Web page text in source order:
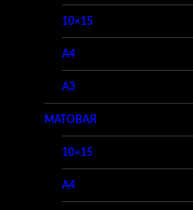
10×15
A4
A3
МАТОВАЯ
10×15
A4